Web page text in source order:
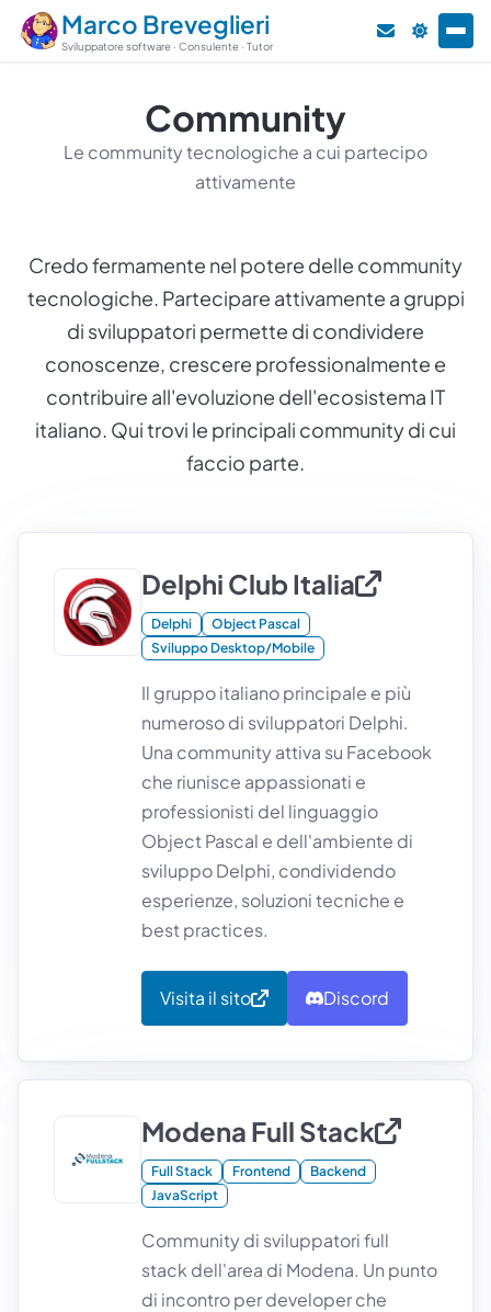
Marco Breveglieri
Sviluppatore software · Consulente · Tutor
Community
Le community tecnologiche a cui partecipo
attivamente
Credo fermamente nel potere delle community
tecnologiche. Partecipare attivamente a gruppi
di sviluppatori permette di condividere
conoscenze, crescere professionalmente e
contribuire all'evoluzione dell'ecosistema IT
italiano. Qui trovi le principali community di cui
faccio parte.
Delphi Club Italia
Delphi
Object Pascal
Sviluppo Desktop/Mobile
Il gruppo italiano principale e più
numeroso di sviluppatori Delphi.
Una community attiva su Facebook
che riunisce appassionati e
professionisti del linguaggio
Object Pascal e dell'ambiente di
sviluppo Delphi, condividendo
esperienze, soluzioni tecniche e
best practices.
Visita il sito Discord
Modena Full Stack
Full Stack Frontend
Backend
JavaScript
Community di sviluppatori full
stack dell'area di Modena. Un punto
di incontro per developer che